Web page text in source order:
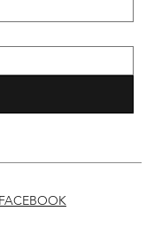
FACEBOOK